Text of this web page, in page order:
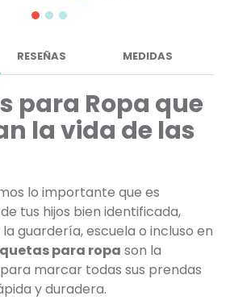
RESEÑAS MEDIDAS
para Ropa que
la vida de las
lo importante que es
tus hijos bien identificada,
guardería, escuela o incluso en
para ropa son la
marcar todas sus prendas
y duradera.